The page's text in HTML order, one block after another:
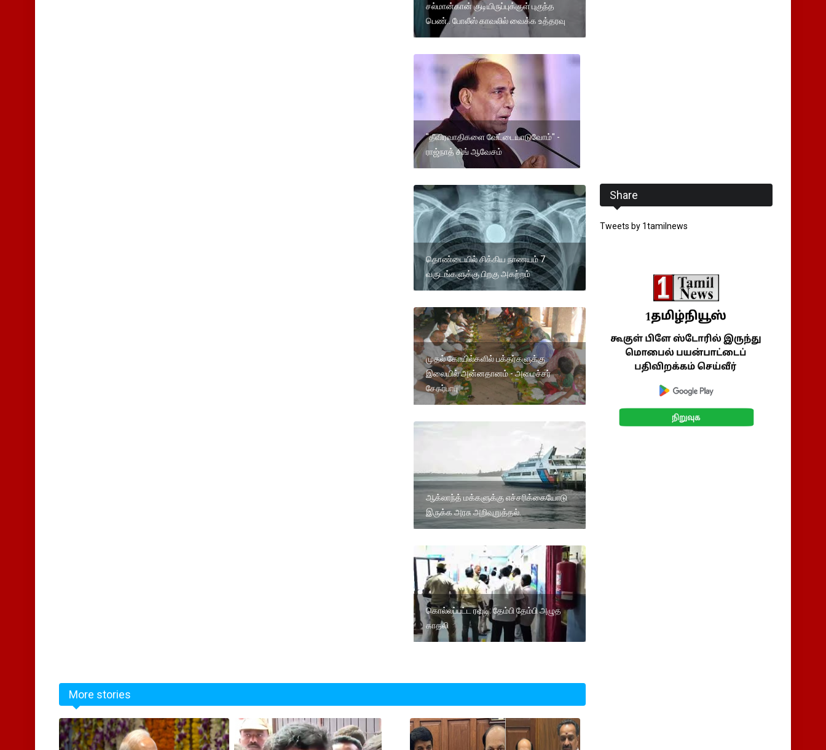
சல்மான்கான் குடியிருப்புக்குள் புகுந்த
பெண்.. போலீஸ் காவலில் வைக்க உத்தரவு
"தீவிரவாதிகளை வேட்டையாடுவோம்" -
ராஜ்நாத் சிங் ஆவேசம்
தொண்டையில் சிக்கிய நாணயம் 7
வருடங்களுக்கு பிறகு அகற்றம்
முதல் கோயில்களில் பக்தர்களுக்கு
இலையில் அன்னதானம் - அமைச்சர்
சேகர்பாபு
ஆக்லாந்த் மக்களுக்கு எச்சரிக்கையோடு
இருக்க அரசு அறிவுறுத்தல்.
கொல்லப்பட்ட ரவுடி: தேம்பி தேம்பி அழுத
காதலி
More stories
Share
Tweets by 1tamilnews